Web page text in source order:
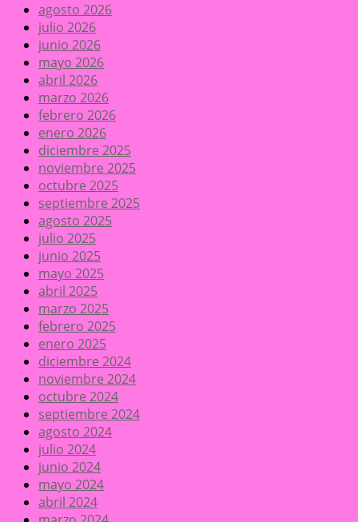
agosto 2026
julio 2026
junio 2026
mayo 2026
abril 2026
marzo 2026
febrero 2026
enero 2026
diciembre 2025
noviembre 2025
octubre 2025
septiembre 2025
agosto 2025
julio 2025
junio 2025
mayo 2025
abril 2025
marzo 2025
febrero 2025
enero 2025
diciembre 2024
noviembre 2024
octubre 2024
septiembre 2024
agosto 2024
julio 2024
junio 2024
mayo 2024
abril 2024